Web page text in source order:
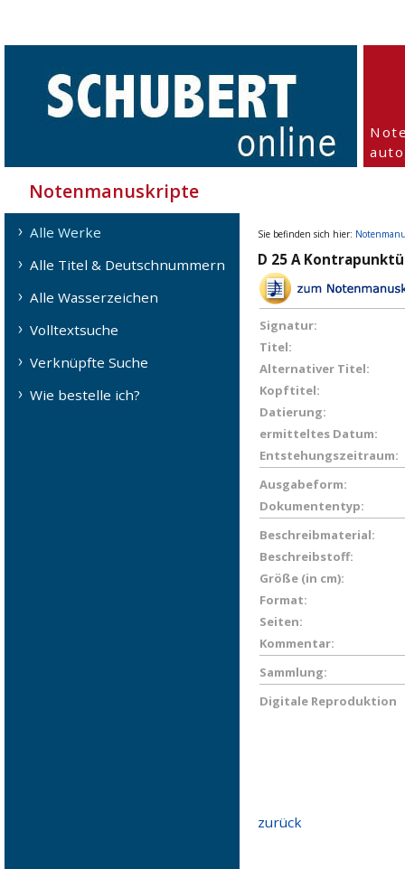
Notenmanuskripte
Alle Werke
Alle Titel & Deutschnummern
Alle Wasserzeichen
Volltextsuche
Verknüpfte Suche
Wie bestelle ich?
Sie befinden sich hier:
D 25 A
Signatur:
Titel:
Alternativer Titel:
Kopftitel:
Datierung:
ermitteltes Datum:
Entstehungszeitraum:
Ausgabeform:
Dokumententyp:
Beschreibmaterial:
Beschreibstoff:
Größe (in cm):
Format:
Seiten:
Kommentar:
Sammlung:
Digitale Reproduktion
zurück